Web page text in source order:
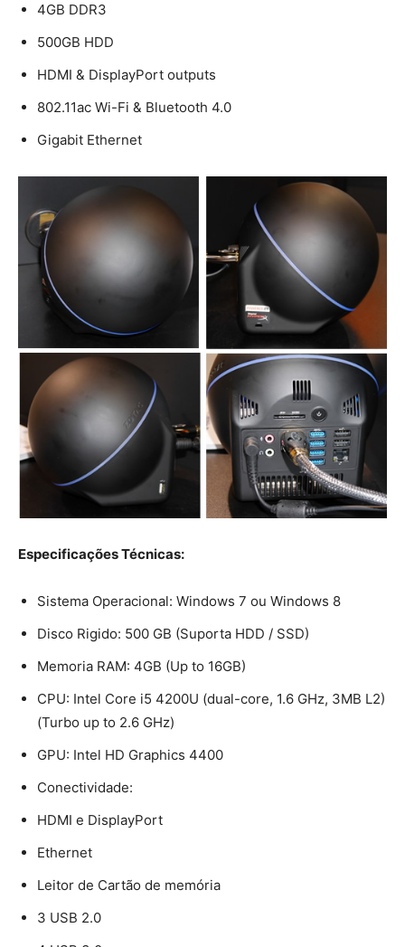
4GB DDR3
500GB HDD
HDMI & DisplayPort outputs
802.11ac Wi-Fi & Bluetooth 4.0
Gigabit Ethernet
Especificações Técnicas:
Sistema Operacional: Windows 7 ou Windows 8
Disco Rigido: 500 GB (Suporta HDD / SSD)
Memoria RAM: 4GB (Up to 16GB)
CPU: Intel Core i5 4200U (dual-core, 1.6 GHz, 3MB L2)
(Turbo up to 2.6 GHz)
GPU: Intel HD Graphics 4400
Conectividade:
HDMI e DisplayPort
Ethernet
Leitor de Cartão de memória
3 USB 2.0